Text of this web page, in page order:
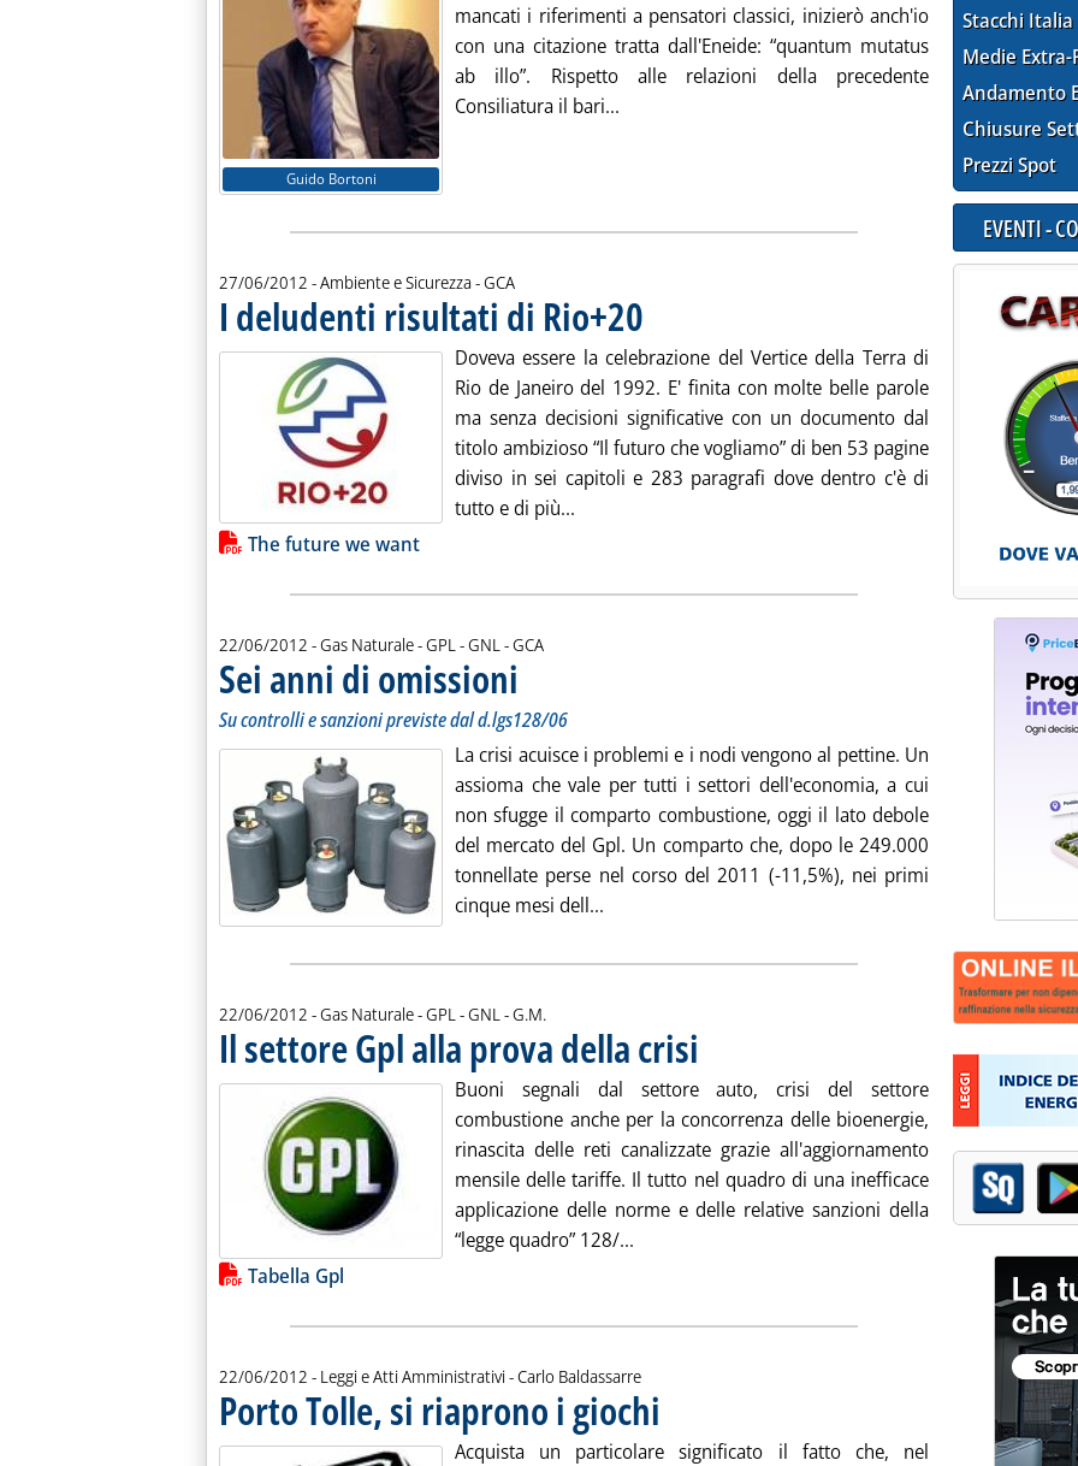
Guido Bortoni
mancati i riferimenti a pensatori classici, inizierò anch'io
con una citazione tratta dall'Eneide: “quantum mutatus
ab illo”. Rispetto alle relazioni della precedente
Consiliatura il bari... Leggi tutta la notizia: 'I “fragorosi silenzi” dell'Aeeg'
27/06/2012 - Ambiente e Sicurezza -di:
GCA
I deludenti risultati di Rio+20
Doveva essere la celebrazione del Vertice della Terra di
Rio de Janeiro del 1992. E' finita con molte belle parole
ma senza decisioni significative con un documento dal
titolo ambizioso “Il futuro che vogliamo” di ben 53 pagine
diviso in sei capitoli e 283 paragrafi dove dentro c'è di
tutto e di più...
Lista allegati PDF alla notizia
The future we want
22/06/2012 - Gas Naturale - GPL - GNL -di:
GCA
Sei anni di omissioni
Su controlli e sanzioni previste dal d.lgs128/06
La crisi acuisce i problemi e i nodi vengono al pettine. Un
assioma che vale per tutti i settori dell'economia, a cui
non sfugge il comparto combustione, oggi il lato debole
del mercato del Gpl. Un comparto che, dopo le 249.000
tonnellate perse nel corso del 2011 (-11,5%), nei primi
cinque mesi dell...
22/06/2012 - Gas Naturale - GPL - GNL -di:
G.M.
Il settore Gpl alla prova della crisi
Buoni segnali dal settore auto, crisi del settore
combustione anche per la concorrenza delle bioenergie,
rinascita delle reti canalizzate grazie all'aggiornamento
mensile delle tariffe. Il tutto nel quadro di una inefficace
applicazione delle norme e delle relative sanzioni della
“legge quadro” 128/...
Lista allegati PDF alla notizia
Tabella Gpl
22/06/2012 - Leggi e Atti Amministrativi -di:
Carlo Baldassarre
Porto Tolle, si riaprono i giochi
Acquista un particolare significato il fatto che, nel
Stacchi Italia
Medie Extra-
Andamento
Chiusure
Prezzi Spot
EVENTI -